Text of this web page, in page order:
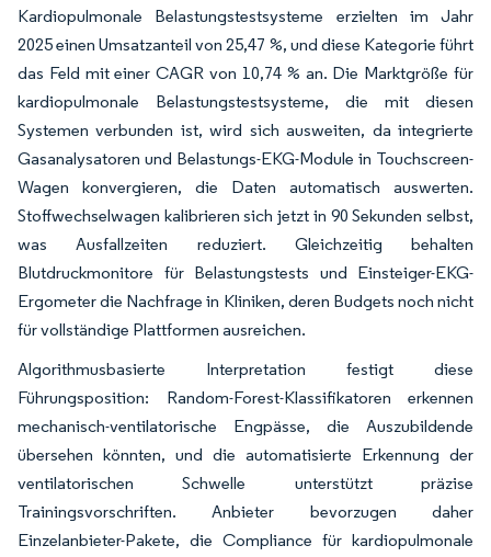
Kardiopulmonale Belastungstestsysteme erzielten im Jahr
2025 einen Umsatzanteil von 25,47 %, und diese Kategorie führt
das Feld mit einer CAGR von 10,74 % an. Die Marktgröße für
kardiopulmonale Belastungstestsysteme, die mit diesen
Systemen verbunden ist, wird sich ausweiten, da integrierte
Gasanalysatoren und Belastungs-EKG-Module in Touchscreen-
Wagen konvergieren, die Daten automatisch auswerten.
Stoffwechselwagen kalibrieren sich jetzt in 90 Sekunden selbst,
was Ausfallzeiten reduziert. Gleichzeitig behalten
Blutdruckmonitore für Belastungstests und Einsteiger-EKG-
Ergometer die Nachfrage in Kliniken, deren Budgets noch nicht
für vollständige Plattformen ausreichen.
Algorithmusbasierte Interpretation festigt diese
Führungsposition: Random-Forest-Klassifikatoren erkennen
mechanisch-ventilatorische Engpässe, die Auszubildende
übersehen könnten, und die automatisierte Erkennung der
ventilatorischen Schwelle unterstützt präzise
Trainingsvorschriften. Anbieter bevorzugen daher
Einzelanbieter-Pakete, die Compliance für kardiopulmonale